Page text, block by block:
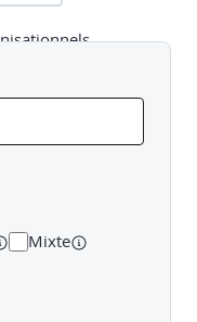
ISO/IEC
pratiques et
IEC 27005 (gestion
dans une
Mixte